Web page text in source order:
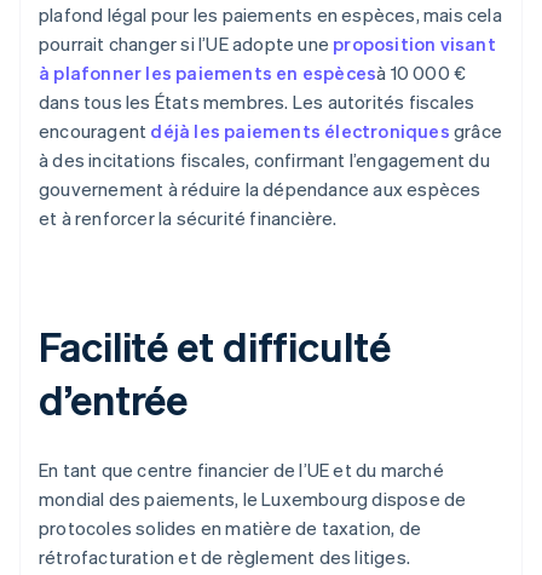
plafond légal pour les paiements en espèces, mais cela
pourrait changer si l’UE adopte une proposition visant
à plafonner les paiements en espècesà 10 000 €
dans tous les États membres. Les autorités fiscales
encouragent déjà les paiements électroniques grâce
à des incitations fiscales, confirmant l’engagement du
gouvernement à réduire la dépendance aux espèces
et à renforcer la sécurité financière.
Facilité et difficulté
d’entrée
En tant que centre financier de l’UE et du marché
mondial des paiements, le Luxembourg dispose de
protocoles solides en matière de taxation, de
rétrofacturation et de règlement des litiges.